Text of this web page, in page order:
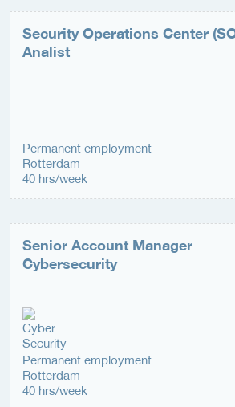
Security Operations Center
Analist
Permanent employment
Rotterdam
40 hrs/week
Senior Account Manager
Cybersecurity
Permanent employment
Rotterdam
40 hrs/week